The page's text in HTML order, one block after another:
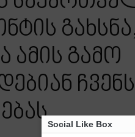
ამის გამო
Social Like Box